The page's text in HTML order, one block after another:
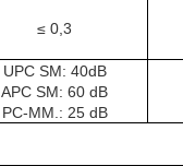
≤ 0,3
UPC SM: 40dB
APC SM: 60 dB
PC-MM.: 25 dB